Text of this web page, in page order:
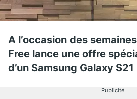
A l’occasion des
Free lance une offre
d’un Samsung Galaxy S21
Publicité